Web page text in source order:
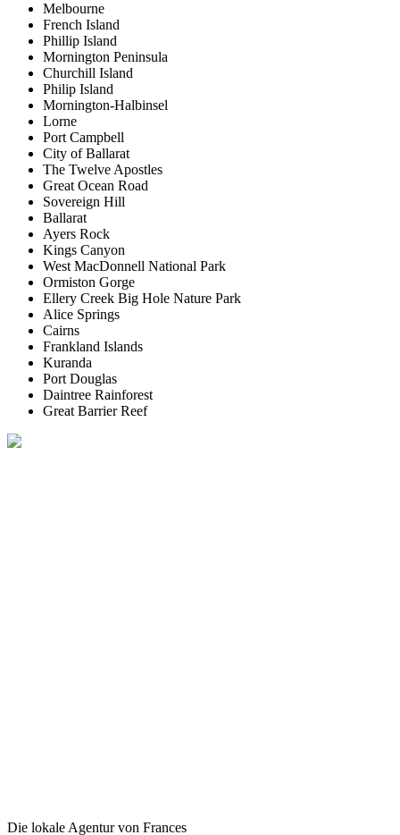
Melbourne
French Island
Phillip Island
Mornington Peninsula
Churchill Island
Philip Island
Mornington-Halbinsel
Lorne
Port Campbell
City of Ballarat
The Twelve Apostles
Great Ocean Road
Sovereign Hill
Ballarat
Ayers Rock
Kings Canyon
West MacDonnell National Park
Ormiston Gorge
Ellery Creek Big Hole Nature Park
Alice Springs
Cairns
Frankland Islands
Kuranda
Port Douglas
Daintree Rainforest
Great Barrier Reef
Die lokale Agentur von Frances